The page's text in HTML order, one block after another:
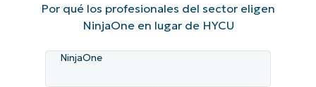
Por qué los profesionales del sector eligen
NinjaOne en lugar de HYCU
NinjaOne